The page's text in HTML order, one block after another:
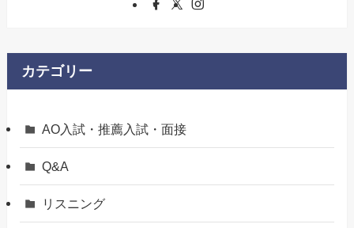
カテゴリー
AO入試・推薦入試・面接
Q&A
リスニング